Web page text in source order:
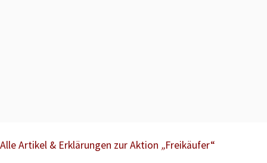
Alle Artikel & Erklärungen zur Aktion „Freikäufer“